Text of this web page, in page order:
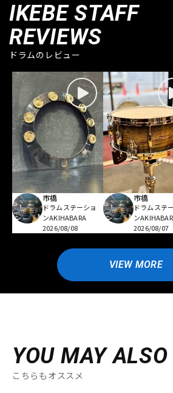
IKEBE STAFF
REVIEWS
ドラムのレビュー
市橋
ドラムステーショ
ンAKIHABARA
2026/08/08
市橋
ドラムステ
ン
2026/08/07
VIEW MORE
YOU MAY
こちらもオススメ